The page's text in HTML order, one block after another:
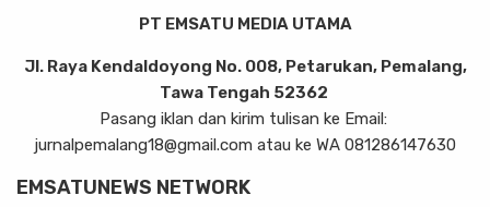
PT EMSATU MEDIA UTAMA
Jl. Raya Kendaldoyong No. 008, Petarukan, Pemalang,
Tawa Tengah 52362
Pasang iklan dan kirim tulisan ke Email:
jurnalpemalang18@gmail.com atau ke WA 081286147630
EMSATUNEWS NETWORK